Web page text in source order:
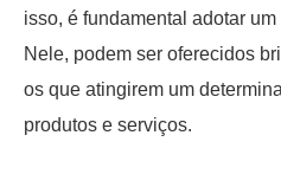
isso, é fundamental adotar
Nele, podem ser oferecidos
os que atingirem um
produtos e serviços.